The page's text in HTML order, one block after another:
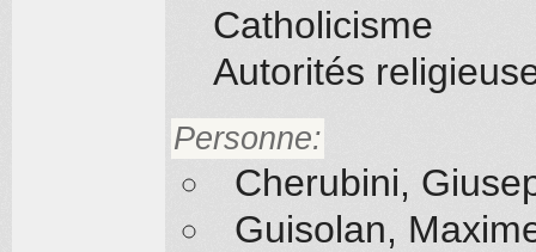
Catholicisme
Autorités
Personne:
Cherubini,
Guisolan,